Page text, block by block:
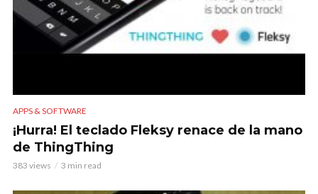
APPS & SOFTWARE
¡Hurra! El teclado Fleksy renace de la mano
de ThingThing
383 views 3 min read